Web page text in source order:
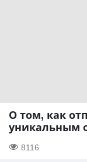
О том, как
уникальным
8116